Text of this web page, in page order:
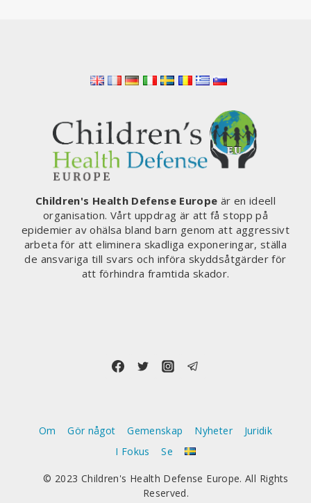
Children's Health Defense Europe är en ideell
organisation. Vårt uppdrag är att få stopp på
epidemier av ohälsa bland barn genom att aggressivt
arbeta för att eliminera skadliga exponeringar, ställa
de ansvariga till svars och införa skyddsåtgärder för
att förhindra framtida skador.
Om Gör något Gemenskap Nyheter
Juridik
I Fokus
Se
© 2023 Children's Health Defense Europe. All Rights
Reserved.